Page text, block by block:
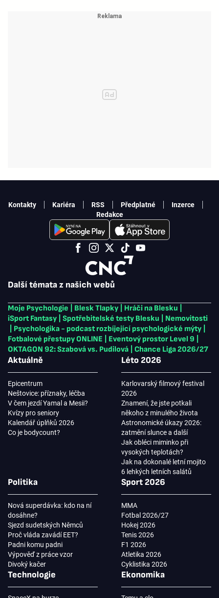
Další témata z našich webů
Moje Psychologie Blesk Tlapky Hráči na Blesku
iSport Fantasy
Spotřebitelské testy Blesku
Nemovitosti
Psychologika - podcast rozbíjející psychologické mýty
Fotbalové přestupy ONLINE
Eventový prostor Level 9
OKTAGON 92: Szabová vs. Pudilová
Chance Liga 2026/27
Aktuálně
Epicentrum
Neštovice: příznaky, léčba
V čem jezdí Yamal a Mesii?
Kvízy pro seniory
Kalendář úplňků 2026
Co je bodycount?
Léto 2026
Karlovarský filmový festival
2026
Znamení, že jste potkali
někoho z minulého života
Astronomické úkazy 2026:
zatmění slunce a další
Jak obléci miminko při
vysokých teplotách?
Jak na dokonalé letní mojito
6 lehkých letních salátů
Politika
Nová superdávka: kdo na ní
dosáhne?
Sjezd sudetských Němců
Proč vláda zavádí EET?
Padni komu padni
Výpověď z práce vzor
Divoký kačer
Sport 2026
MMA
Fotbal 2026/27
Hokej 2026
Tenis 2026
F1 2026
Atletika 2026
Cyklistika 2026
Technologie Ekonomika
Kontakty Kariéra RSS Předplatné
Inzerce
Redakce